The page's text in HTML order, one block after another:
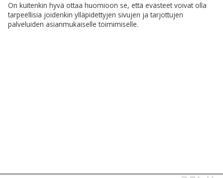
On kuitenkin hyvä ottaa huomioon se, että evästeet voivat olla
tarpeellisia joidenkin ylläpidettyjen sivujen ja tarjottujen
palveluiden asianmukaiselle toimimiselle.